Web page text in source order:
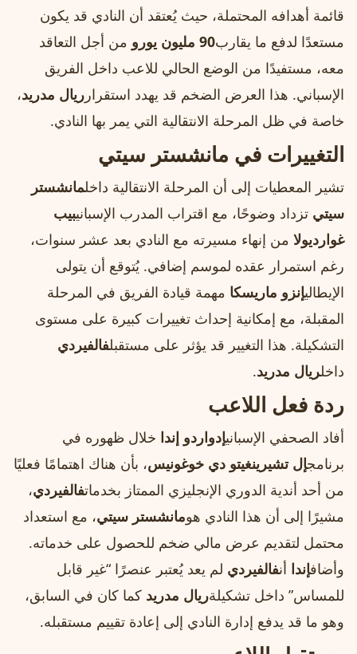
قائمة أهدافه المحتملة، حيث يُعتقد أن النادي قد يكون
مستعدًا لدفع ما يقارب90 مليون يورو
من أجل التعاقد
معه، مستفيدًا من الوضع الحالي للاعب داخل الفريق
الإسباني. هذا العرض الضخم قد يهدد استقرار ريال مدريد،
خاصة في ظل المرحلة الانتقالية التي يمر بها النادي.
التغييرات في مانشستر سيتي
تشير المعطيات إلى أن المرحلة الانتقالية داخلمانشستر
سيتي تزداد وضوحًا، مع اقتراب المدرب الإسبانيبيب
غوارديولا من إنهاء مسيرته مع النادي بعد عشر سنوات،
رغم استمرار عقده لموسم إضافي. يُتوقع أن يتولى
الإيطاليإنزو ماريسكا مهمة قيادة الفريق في المرحلة
المقبلة، مع إمكانية إحداث تغييرات كبيرة على مستوى
التشكيلة. هذا التغيير قد يؤثر على مستقبلفالفيردي
داخلريال مدريد.
ردة فعل اللاعب
أفاد الصحفي الإسبانيإدواردو إندا خلال ظهوره في
برنامجإل تشيرينغيتو دي خوغونيس، بأن هناك اهتمامًا فعليًا
من أحد أندية الدوري الإنجليزي الممتاز بخدماتفالفيردي،
مشيرًا إلى أن هذا النادي هومانشستر سيتي، مع استعداد
محتمل لتقديم عرض مالي ضخم للحصول على خدماته.
وأضافإندا أنفالفيردي لم يعد يُعتبر عنصرًا “غير قابل
للمساس” داخل تشكيلةريال مدريد كما كان في السابق،
وهو ما قد يدفع إدارة النادي إلى إعادة تقييم مستقبله.